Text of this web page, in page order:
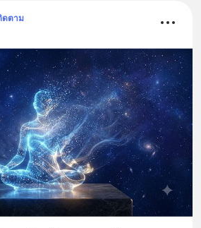
ดตาม